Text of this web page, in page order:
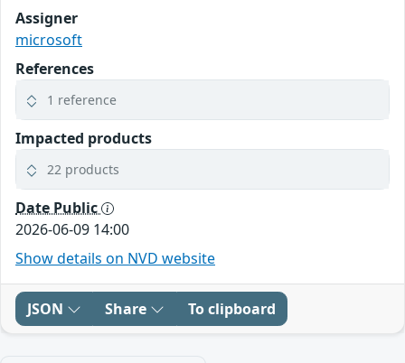
Assigner
microsoft
References
1 reference
Impacted products
22 products
Date Public
2026-06-09 14:00
Show details on NVD website
JSON Share To clipboard